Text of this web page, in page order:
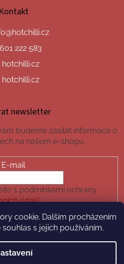
cookie. Dalším procházením
s jejich používáním.
Kontakt
@hotchilli.cz
601 222 583
hotchilli.cz
hotchilli.cz
newsletter
budeme zasílat informace o
na našem e-shopu.
E-mail
s podmínkami ochrany
údajů.
SE